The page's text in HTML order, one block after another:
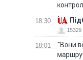
18:30
15329
18:01
"Вони